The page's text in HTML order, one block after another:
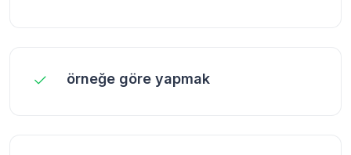
örneğe göre yapmak